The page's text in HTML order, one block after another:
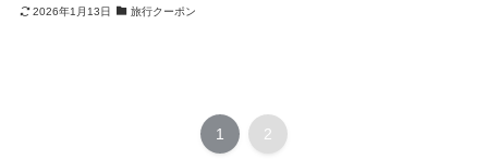
2026年1月13日 旅行クーポン
1 2